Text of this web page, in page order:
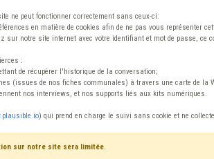
sociale:
ne peut fonctionner correctement sans ceux-ci:
en matière de cookies afin de ne pas vous représenter
sur notre site internet avec votre identifiant et mot de passe, ce
:
de récupérer l'historique de la conversation;
(issues de nos fiches communales) à travers une carte de la
nos interviews, et nos supports liés aux kits numériques.
) qui prend en charge le suivi sans cookie et ne
sur notre site sera limitée.